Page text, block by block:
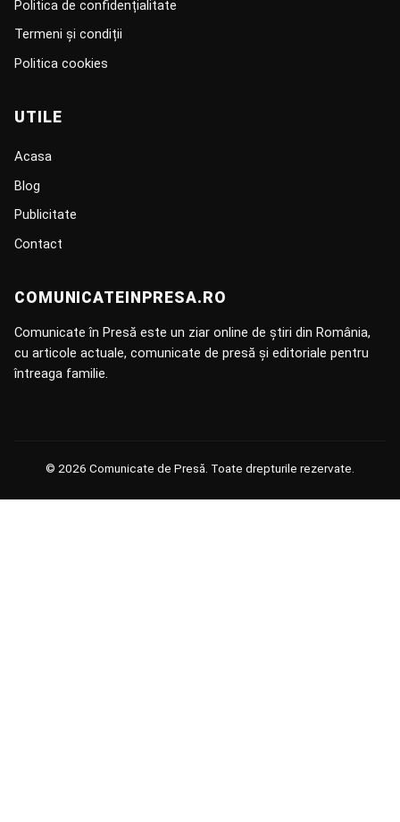
Politica de confidențialitate
Termeni și condiții
Politica cookies
UTILE
Acasa
Blog
Publicitate
Contact
COMUNICATEINPRESA.RO
Comunicate în Presă este un ziar online de știri din România,
cu articole actuale, comunicate de presă și editoriale pentru
întreaga familie.
© 2026 Comunicate de Presă. Toate drepturile rezervate.